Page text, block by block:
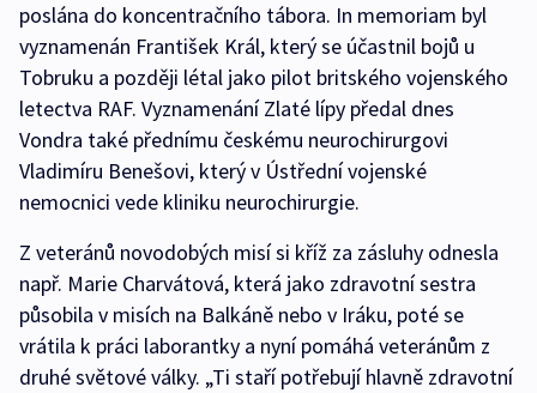
poslána do koncentračního tábora. In memoriam byl
vyznamenán František Král, který se účastnil bojů u
Tobruku a později létal jako pilot britského vojenského
letectva RAF. Vyznamenání Zlaté lípy předal dnes
Vondra také přednímu českému neurochirurgovi
Vladimíru Benešovi, který v Ústřední vojenské
nemocnici vede kliniku neurochirurgie.
Z veteránů novodobých misí si kříž za zásluhy odnesla
např. Marie Charvátová, která jako zdravotní sestra
působila v misích na Balkáně nebo v Iráku, poté se
vrátila k práci laborantky a nyní pomáhá veteránům z
druhé světové války. „Ti staří potřebují hlavně zdravotní